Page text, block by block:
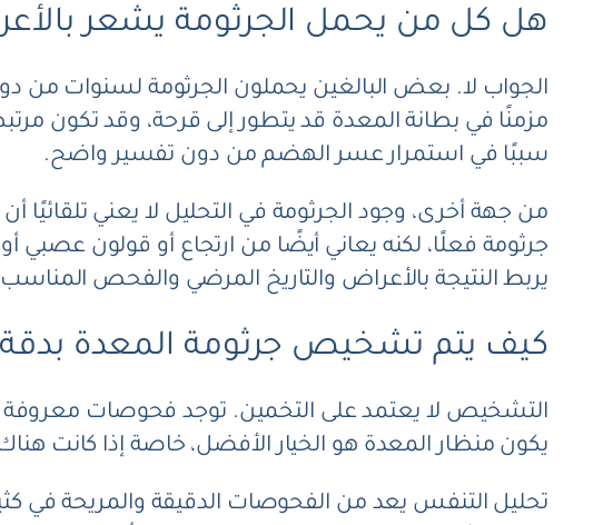
هل كل من يحمل الجرثومة يشعر
الجواب لا. بعض البالغين يحملون الجرثومة لسنوات من
سببًا في استمرار عسر الهضم من دون تفسير واضح.
من جهة أخرى، وجود الجرثومة في التحليل لا يعني
جرثومة فعلًا، لكنه يعاني أيضًا من ارتجاع أو قولون عصبي
يربط النتيجة بالأعراض والتاريخ المرضي والفحص
كيف يتم تشخيص جرثومة المعدة
التشخيص لا يعتمد على التخمين. توجد فحوصات معروفة
يكون منظار المعدة هو الخيار الأفضل، خاصة إذا كانت
تحليل التنفس يعد من الفحوصات الدقيقة والمريحة في